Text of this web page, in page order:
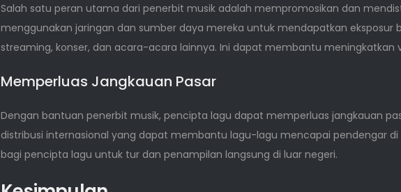
Salah satu peran utama dari penerbit musik adalah mempromosikan dan
menggunakan jaringan dan sumber daya mereka untuk mendapatkan
streaming, konser, dan acara-acara lainnya. Ini dapat membantu meningkatkan
Memperluas Jangkauan Pasar
Dengan bantuan penerbit musik, pencipta lagu dapat memperluas jangkauan
distribusi internasional yang dapat membantu lagu-lagu mencapai pendengar
bagi pencipta lagu untuk tur dan penampilan langsung di luar negeri.